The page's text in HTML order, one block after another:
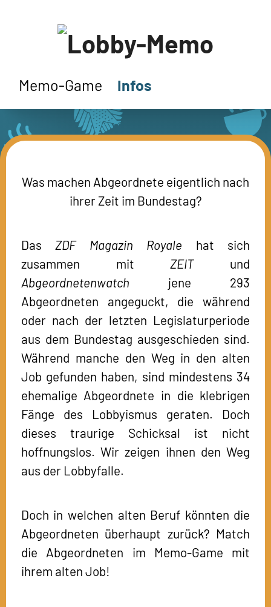
Memo-Game Infos
Was machen Abgeordnete eigentlich nach
ihrer Zeit im Bundestag?
Das ZDF Magazin Royale hat sich
zusammen mit ZEITund
Abgeordnetenwatch jene 293
Abgeordneten angeguckt, die während
oder nach der letzten Legislaturperiode
aus dem Bundestag ausgeschieden sind.
Während manche den Weg in den alten
Job gefunden haben, sind mindestens 34
ehemalige Abgeordnete in die klebrigen
Fänge des Lobbyismus geraten. Doch
dieses traurige Schicksal ist nicht
hoffnungslos. Wir zeigen ihnen den Weg
aus der Lobbyfalle.
Doch in welchen alten Beruf könnten die
Abgeordneten überhaupt zurück? Match
die Abgeordneten im Memo-Game mit
ihrem alten Job!